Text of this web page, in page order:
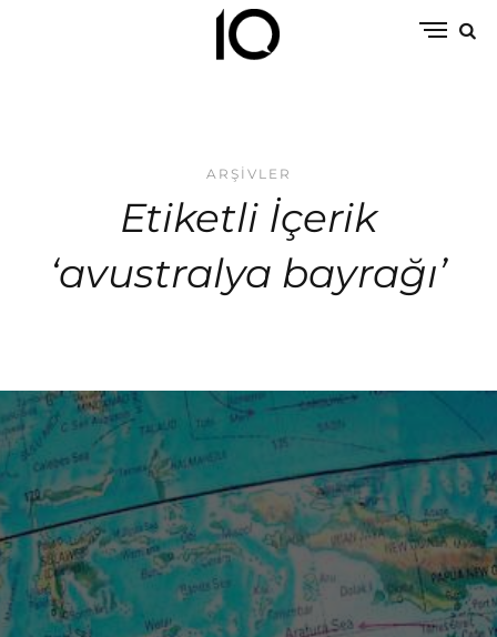
ARŞIVLER
Etiketli İçerik
‘avustralya bayrağı’